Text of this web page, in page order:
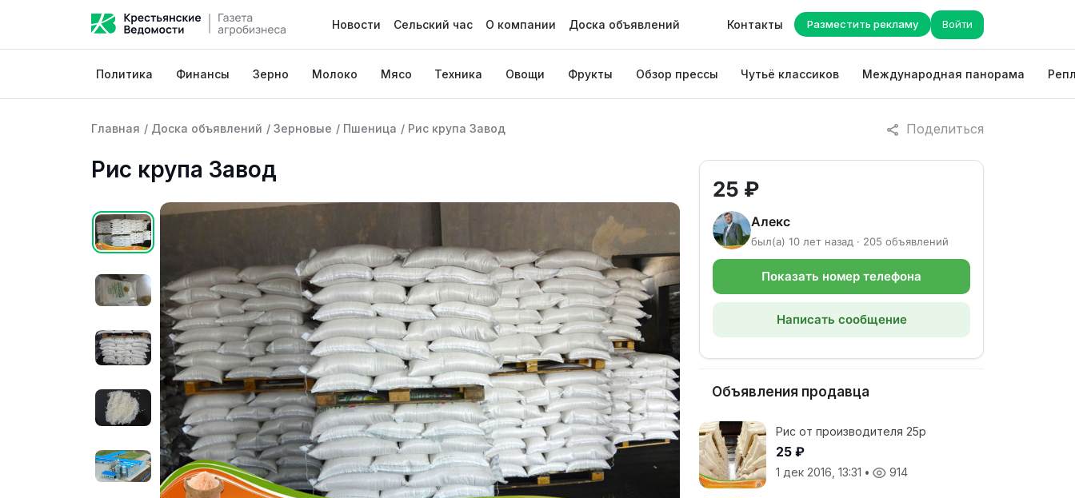
Новости Сельский час О компании Доска объявлений Контакты Разместить рекламу Войти
Политика Финансы Зерно Молоко Мясо Техника Овощи Фрукты Обзор прессы Чутьё классиков Международная панорама
Поделиться
Главная / Доска объявлений / Зерновые / Пшеница / Рис крупа Завод
Рис крупа Завод
25 ₽
Алекс
был(а) 10 лет назад · 205 объявлений
Показать номер телефона
Написать сообщение
Объявления продавца
Рис от производителя 25р
25 ₽
1 дек 2016, 13:31 • 914